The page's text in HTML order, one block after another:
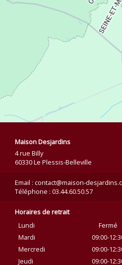
Maison Desjardins
4 rue Billy
60330 Le Plessis-Belleville
Email : contact@maison-
Téléphone : 03.44.60.50.57
Horaires de retrait
Lundi
Fermé
Mardi
09:00-
Mercredi
09:00-
Jeudi
09:00-